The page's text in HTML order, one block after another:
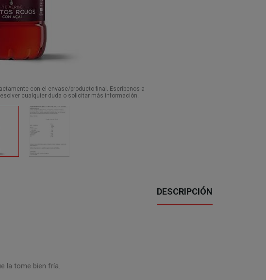
con el envase/producto final. Escríbenos a
cualquier duda o solicitar más información.
DESCRIPCIÓN
la tome bien fría.